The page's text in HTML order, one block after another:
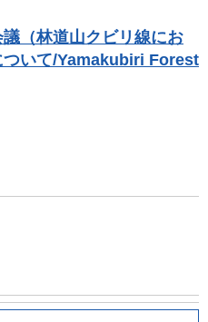
（林道山クビリ線にお
ついて/Yamakubiri Forest